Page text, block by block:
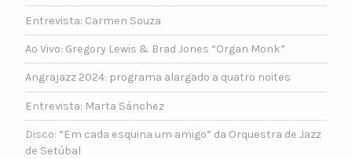
Entrevista: Carmen Souza
Ao Vivo: Gregory Lewis & Brad Jones “Organ Monk”
Angrajazz 2024: programa alargado a quatro noites
Entrevista: Marta Sánchez
Disco: “Em cada esquina um amigo” da Orquestra de Jazz
de Setúbal